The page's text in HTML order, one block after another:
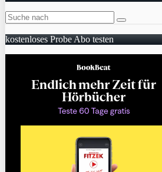
kostenloses Probe Abo testen